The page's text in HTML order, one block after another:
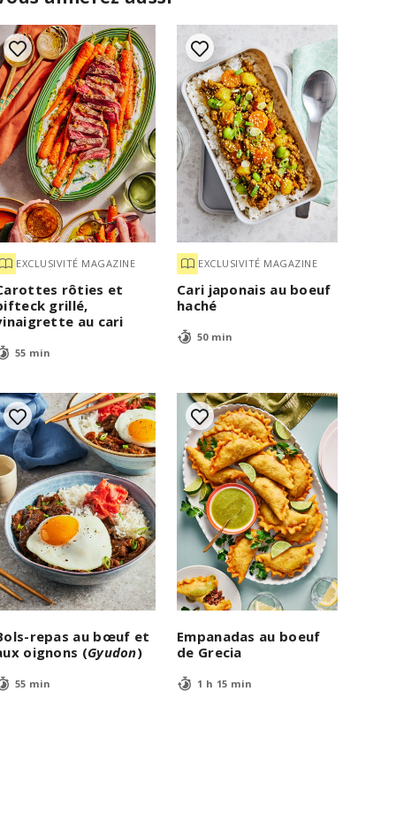
EXCLUSIVITÉ MAGAZINE
rôties et
grillé,
au cari
55 min
EXCLUSIVITÉ MAGAZINE
Cari japonais au boeuf
haché
50 min
repas au bœuf et
oignons (Gyudon)
55 min
Empanadas au boeuf
de Grecia
1 h 15 min